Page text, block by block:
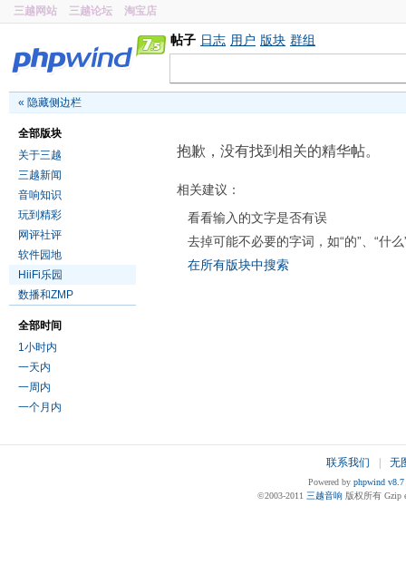
三越网站 三越论坛 淘宝店
帖子 日志 用户 版块 群组
« 隐藏侧边栏
全部版块
关于三越
三越新闻
音响知识
玩到精彩
网评社评
软件园地
HiiFi乐园
数播和ZMP
全部时间
1小时内
一天内
一周内
一个月内
抱歉，没有找到相关的精华帖。
相关建议：
看看输入的文字是否有误
去掉可能不必要的字词，如“的”、“什么
在所有版块中搜索
联系我们 无
Powered by phpwind v8.7
©2003-2011 三越音响 版权所有 Gzip